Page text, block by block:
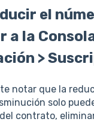
el
a la
>
notar que la
solo
contrato,